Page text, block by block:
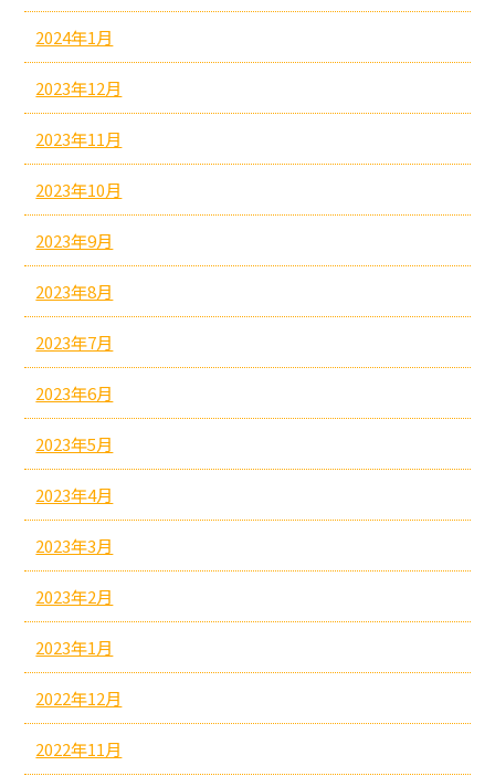
2024年1月
2023年12月
2023年11月
2023年10月
2023年9月
2023年8月
2023年7月
2023年6月
2023年5月
2023年4月
2023年3月
2023年2月
2023年1月
2022年12月
2022年11月